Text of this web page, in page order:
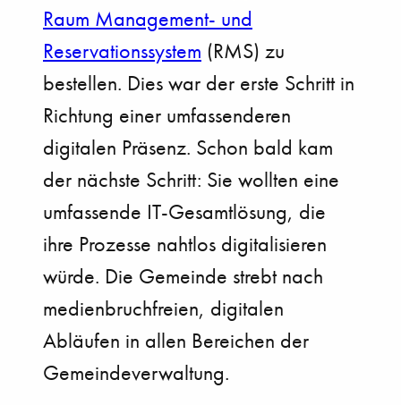
Raum Management- und
Reservationssystem (RMS) zu
bestellen. Dies war der erste Schritt in
Richtung einer umfassenderen
digitalen Präsenz. Schon bald kam
der nächste Schritt: Sie wollten eine
umfassende IT-Gesamtlösung, die
ihre Prozesse nahtlos digitalisieren
würde. Die Gemeinde strebt nach
medienbruchfreien, digitalen
Abläufen in allen Bereichen der
Gemeindeverwaltung.